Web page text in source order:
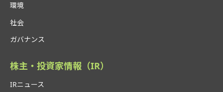
環境
社会
ガバナンス
株主・投資家情報（IR）
IRニュース